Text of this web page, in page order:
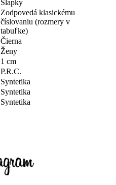
Šlapky
Zodpovedá klasickému
číslovaniu (rozmery v
tabuľke)
Čierna
Ženy
1 cm
P.R.C.
Syntetika
Syntetika
Syntetika